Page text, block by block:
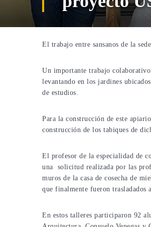
El trabajo entre sansanos de la
Un importante trabajo
levantando en los jardines
de estudios.
Para la construcción de este
construcción de los tabiques de
El profesor de la especialidad de
una solicitud realizada por las
muros de la casa de cosecha de
que finalmente fueron trasladados
En estos talleres participaron 92